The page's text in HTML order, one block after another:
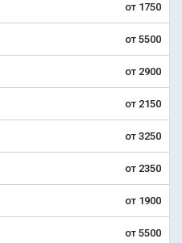
от 1750
от 5500
от 2900
от 2150
от 3250
от 2350
от 1900
от 5500